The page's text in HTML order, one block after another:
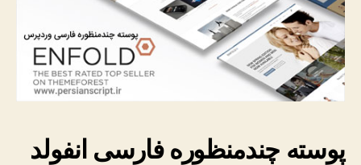
پوسته چندمنظوره فارسی انفولد